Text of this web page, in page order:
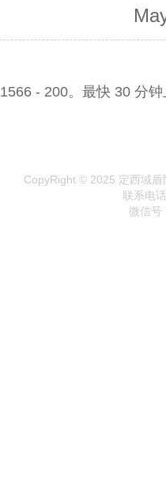
- 200。最快 30 分
CopyRight © 2025 定西域盾
联系电
微信号